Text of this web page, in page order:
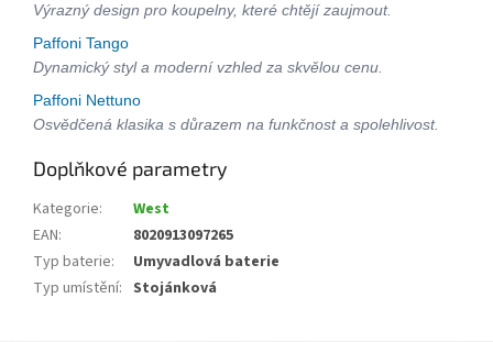
Výrazný design pro koupelny, které chtějí zaujmout.
Paffoni Tango
Dynamický styl a moderní vzhled za skvělou cenu.
Paffoni Nettuno
Osvědčená klasika s důrazem na funkčnost a spolehlivost.
Doplňkové parametry
Kategorie:
West
EAN:
8020913097265
Typ baterie:
Umyvadlová baterie
Typ umístění: Stojánková